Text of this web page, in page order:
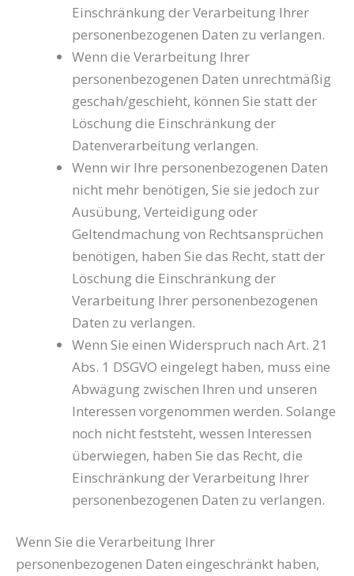
Einschränkung der Verarbeitung Ihrer
personenbezogenen Daten zu verlangen.
Wenn die Verarbeitung Ihrer
personenbezogenen Daten unrechtmäßig
geschah/geschieht, können Sie statt der
Löschung die Einschränkung der
Datenverarbeitung verlangen.
Wenn wir Ihre personenbezogenen Daten
nicht mehr benötigen, Sie sie jedoch zur
Ausübung, Verteidigung oder
Geltendmachung von Rechtsansprüchen
benötigen, haben Sie das Recht, statt der
Löschung die Einschränkung der
Verarbeitung Ihrer personenbezogenen
Daten zu verlangen.
Wenn Sie einen Widerspruch nach Art. 21
Abs. 1 DSGVO eingelegt haben, muss eine
Abwägung zwischen Ihren und unseren
Interessen vorgenommen werden. Solange
noch nicht feststeht, wessen Interessen
überwiegen, haben Sie das Recht, die
Einschränkung der Verarbeitung Ihrer
personenbezogenen Daten zu verlangen.
Wenn Sie die Verarbeitung Ihrer
personenbezogenen Daten eingeschränkt haben,